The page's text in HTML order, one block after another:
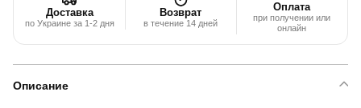
Доставка
по Украине за 1-2 дня
Возврат
в течение 14 дней
Оплата
при получении или
онлайн
Описание